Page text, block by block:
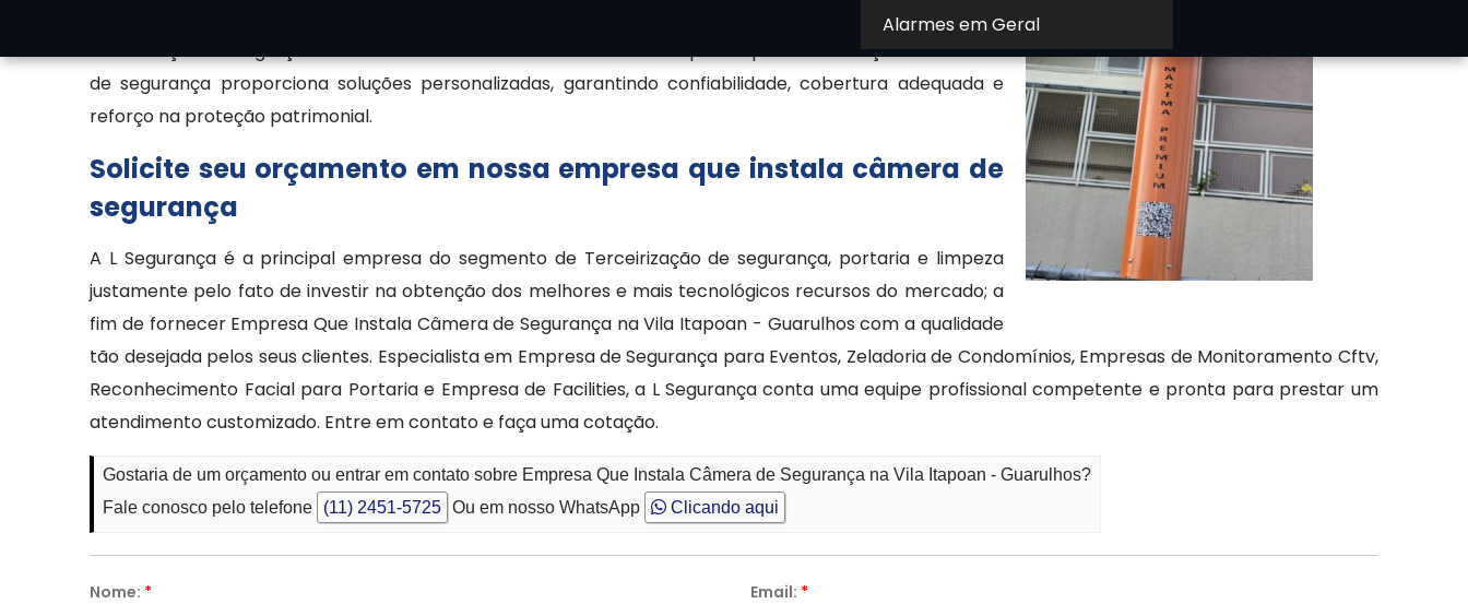
Alarmes em Geral
vulneráveis e garantir a eficiência do monitoramento. Além da instalação, pode também fornecer
manutenção e integração com centrais de monitoramento. Uma empresa que faz instalação de câmera
de segurança proporciona soluções personalizadas, garantindo confiabilidade, cobertura adequada e
reforço na proteção patrimonial.
Solicite seu orçamento em nossa empresa que instala câmera de
segurança
A L Segurança é a principal empresa do segmento de Terceirização de segurança, portaria e limpeza
justamente pelo fato de investir na obtenção dos melhores e mais tecnológicos recursos do mercado; a
fim de fornecer Empresa Que Instala Câmera de Segurança na Vila Itapoan - Guarulhos com a qualidade
tão desejada pelos seus clientes. Especialista em Empresa de Segurança para Eventos, Zeladoria de Condomínios, Empresas de Monitoramento Cftv,
Reconhecimento Facial para Portaria e Empresa de Facilities, a L Segurança conta uma equipe profissional competente e pronta para prestar um
atendimento customizado. Entre em contato e faça uma cotação.
Gostaria de um orçamento ou entrar em contato sobre Empresa Que Instala Câmera de Segurança na Vila Itapoan - Guarulhos?
Fale conosco pelo telefone
(11) 2451-5725 Ou em nosso WhatsApp Clicando aqui
Nome: * Email: *